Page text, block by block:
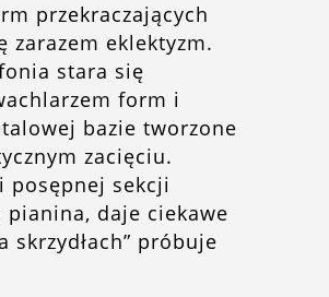
przekraczających
zarazem eklektyzm.
stara się
form i
bazie tworzone
zacięciu.
posępnej sekcji
daje ciekawe
skrzydłach” próbuje